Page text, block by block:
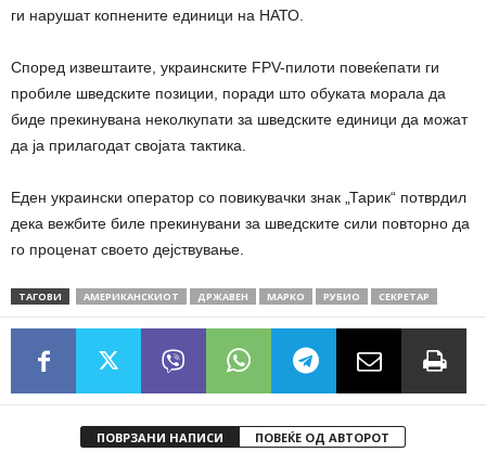
ги нарушат копнените единици на НАТО.
Според извештаите, украинските FPV-пилоти повеќепати ги
пробиле шведските позиции, поради што обуката морала да
биде прекинувана неколкупати за шведските единици да можат
да ја прилагодат својата тактика.
Еден украински оператор со повикувачки знак „Тарик“ потврдил
дека вежбите биле прекинувани за шведските сили повторно да
го проценат своето дејствување.
ТАГОВИ АМЕРИКАНСКИОТ ДРЖАВЕН МАРКО РУБИО СЕКРЕТАР
ПОВРЗАНИ НАПИСИ ПОВЕЌЕ ОД АВТОРОТ